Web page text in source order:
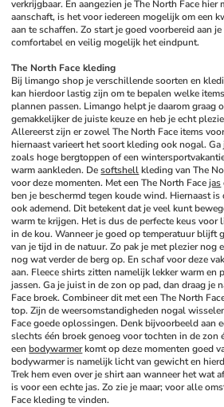
verkrijgbaar. En aangezien je The North Face hier
aanschaft, is het voor iedereen mogelijk om een
aan te schaffen. Zo start je goed voorbereid aan
comfortabel en veilig mogelijk het eindpunt.
The North Face kleding
Bij limango shop je verschillende soorten en
kan hierdoor lastig zijn om te bepalen welke
plannen passen. Limango helpt je daarom graag
gemakkelijker de juiste keuze en heb je echt
Allereerst zijn er zowel The North Face items
hiernaast varieert het soort kleding ook nogal. Ga
zoals hoge bergtoppen of een
warm aankleden. De softshell kleding van The
voor deze momenten. Met een The North Face jas
ben je beschermd tegen koude wind. Hiernaast
ook ademend. Dit betekent dat je veel kunt
warm te krijgen. Het is dus de perfecte keus voor
in de kou. Wanneer je goed op temperatuur blijft
van je tijd in de natuur. Zo pak je met plezier nog
nog wat verder de berg op. En schaf voor deze
aan. Fleece shirts zitten namelijk lekker warm en
jassen. Ga je juist in de zon op pad, dan draag je
Face broek. Combineer dit met een The North
top. Zijn de weersomstandigheden nogal
Face goede oplossingen. Denk bijvoorbeeld aan
slechts één broek genoeg voor tochten in de zon
een bodywarmer komt op deze momenten goed
bodywarmer is namelijk licht van gewicht en
Trek hem even over je shirt aan wanneer het wat
is voor een echte jas. Zo zie je maar; voor alle
Face kleding te vinden.